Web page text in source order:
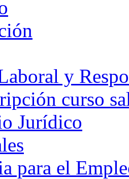
y
curso
Jurídico
para el